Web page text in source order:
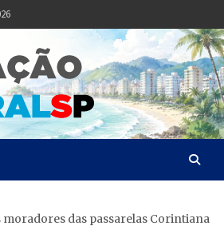
Estação
Litoral
Notícias da Baixada
Santista
das passarelas Corintiana